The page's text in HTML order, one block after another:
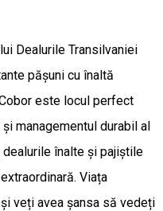
Dealurile Transilvaniei
pășuni cu înaltă
este locul perfect
managementul durabil al
înalte și pajiștile
Viața
veți avea șansa să vedeți